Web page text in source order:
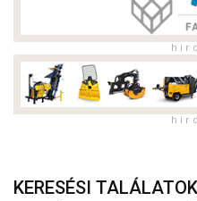
h i r
h i r
KERESÉSI